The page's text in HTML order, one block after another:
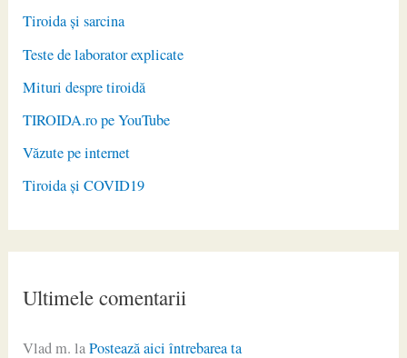
Tiroida și sarcina
Teste de laborator explicate
Mituri despre tiroidă
TIROIDA.ro pe YouTube
Văzute pe internet
Tiroida și COVID19
Ultimele comentarii
Vlad m. laPostează aici întrebarea ta